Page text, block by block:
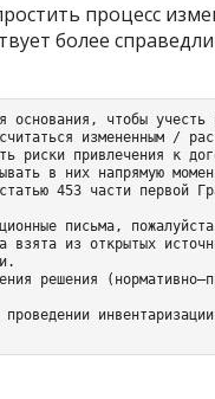
процесс
более
чтобы
измененным /
риски привлечения к
в них напрямую
453 части первой
письма,
из открытых
решения